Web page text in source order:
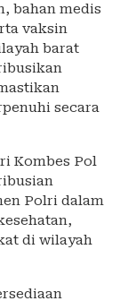
bahan medis
vaksin
barat
secara
Kombes Pol
Polri dalam
di wilayah